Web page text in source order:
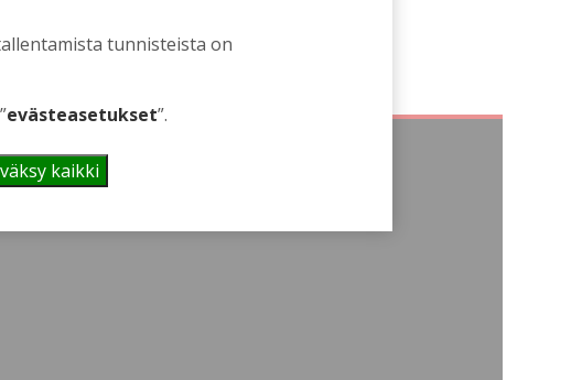
tunnisteista on
evästeasetukset”.
kaikki